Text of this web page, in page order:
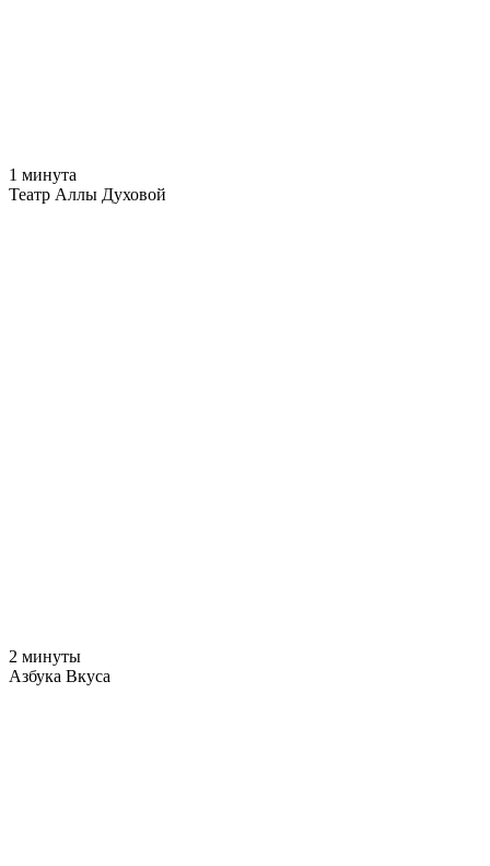
1 минута
Театр Аллы Духовой
2 минуты
Азбука Вкуса